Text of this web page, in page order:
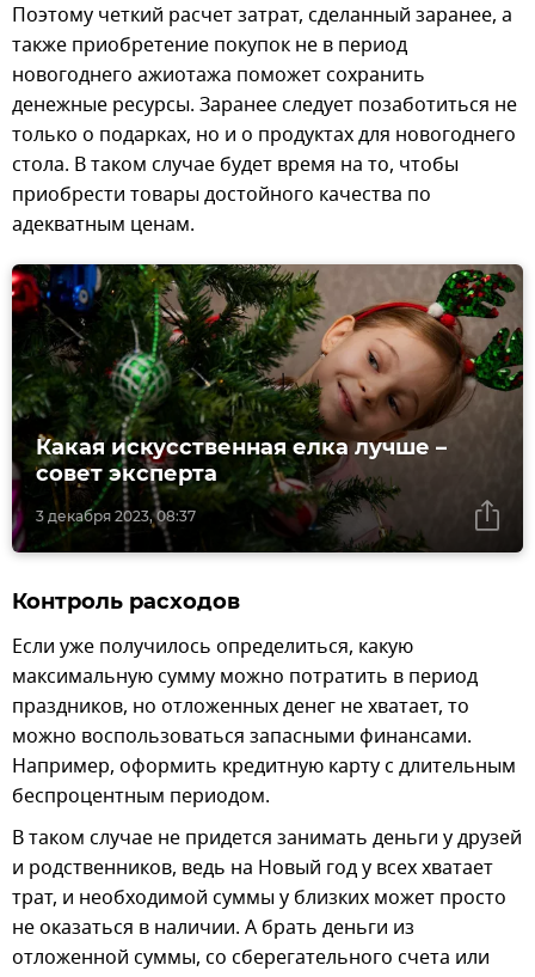
Поэтому четкий расчет затрат, сделанный заранее, а
также приобретение покупок не в период
новогоднего ажиотажа поможет сохранить
денежные ресурсы. Заранее следует позаботиться не
только о подарках, но и о продуктах для новогоднего
стола. В таком случае будет время на то, чтобы
приобрести товары достойного качества по
адекватным ценам.
3 декабря 2023, 08:37
Какая искусственная елка лучше –
совет эксперта
Контроль расходов
Если уже получилось определиться, какую
максимальную сумму можно потратить в период
праздников, но отложенных денег не хватает, то
можно воспользоваться запасными финансами.
Например, оформить кредитную карту с длительным
беспроцентным периодом.
В таком случае не придется занимать деньги у друзей
и родственников, ведь на Новый год у всех хватает
трат, и необходимой суммы у близких может просто
не оказаться в наличии. А брать деньги из
отложенной суммы, со сберегательного счета или